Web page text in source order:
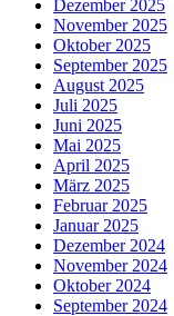
Dezember 2025
November 2025
Oktober 2025
September 2025
August 2025
Juli 2025
Juni 2025
Mai 2025
April 2025
März 2025
Februar 2025
Januar 2025
Dezember 2024
November 2024
Oktober 2024
September 2024